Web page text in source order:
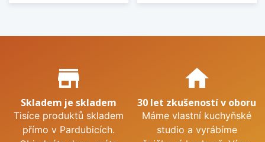
Proč nakupovat u nás?
store_mall_directory
Skladem je skladem
Tisíce produktů skladem
přímo v Pardubicích.
home
30 let zkušeností v oboru
Máme vlastní kuchyňské
studio a vyrábíme